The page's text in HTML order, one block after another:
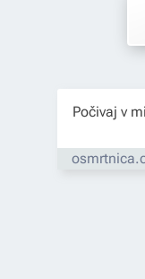
Počivaj v